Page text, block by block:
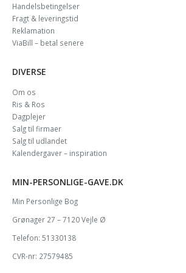
Handelsbetingelser
Fragt & leveringstid
Reklamation
ViaBill – betal senere
DIVERSE
Om os
Ris & Ros
Dagplejer
Salg til firmaer
Salg til udlandet
Kalendergaver – inspiration
MIN-PERSONLIGE-GAVE.DK
Min Personlige Bog
Grønager 27 – 7120 Vejle Ø
Telefon: 51330138
CVR-nr: 27579485